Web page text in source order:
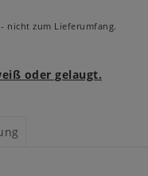
nicht zum Lieferumfang.
oder gelaugt.